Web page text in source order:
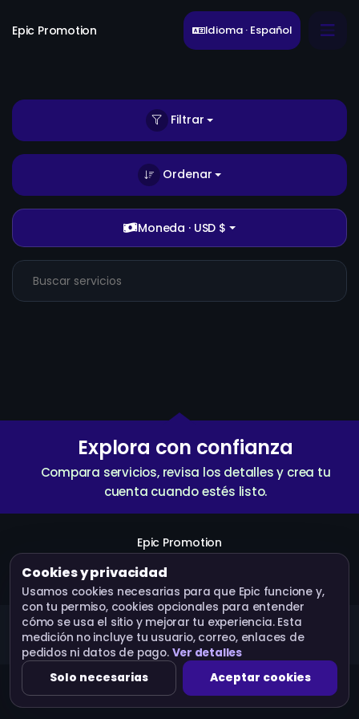
Epic Promotion Idioma · Español
Filtrar
Ordenar
Moneda · USD $
Explora con confianza
Compara servicios, revisa los detalles y crea tu
cuenta cuando estés listo.
Epic Promotion
Crear cuentaServicios
Epic Promotion · Operado por Bluebox Corp © 2026.
Todos los derechos reservados.
Cookies y privacidad
Usamos cookies necesarias para que Epic funcione y,
con tu permiso, cookies opcionales para entender
cómo se usa el sitio y mejorar tu experiencia. Esta
medición no incluye tu usuario, correo, enlaces de
pedidos ni datos de pago. Ver detalles
Solo necesarias
Aceptar cookies